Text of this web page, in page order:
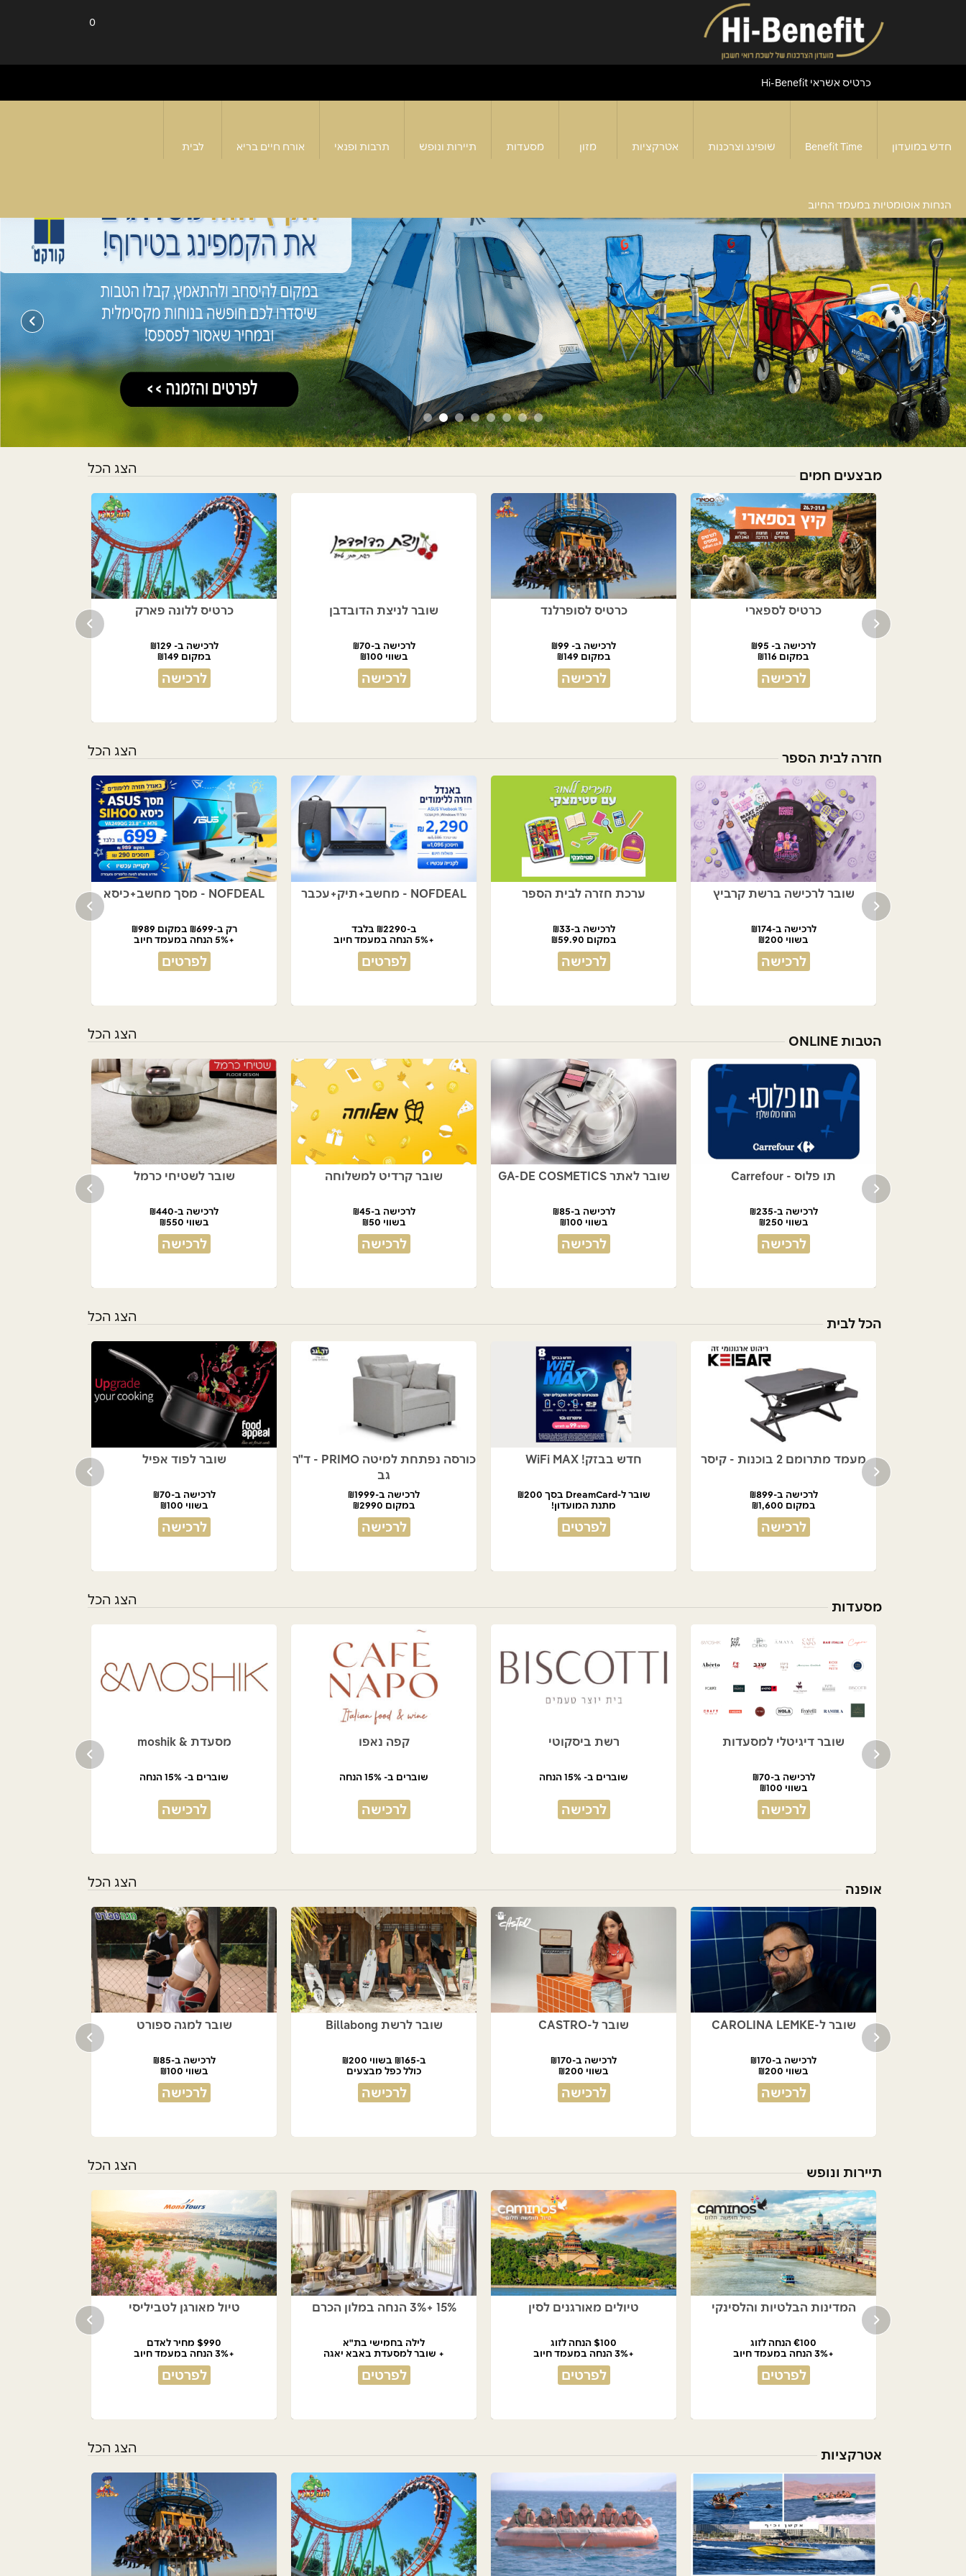
0
כרטיס אשראי Hi-Benefit
חדש במועדון Benefit Time שופינג וצרכנות אטרקציות מזון מסעדות תיירות ונופש תרבות ופנאי אורח חיים בריא לבית
הנחות אוטומטיות במעמד החיוב
מבצעים חמים הצג הכל
כרטיס ללונה פארק
לרכישה ב- ₪129
במקום ₪149
לרכישה
שובר לניצת הדובדבן
לרכישה ב-₪70
בשווי ₪100
לרכישה
כרטיס לסופרלנד
לרכישה ב- ₪99
במקום ₪149
לרכישה
כרטיס לספארי
לרכישה ב- ₪95
במקום ₪116
לרכישה
חזרה לבית הספר הצג הכל
NOFDEAL - מסך מחשב+כיסא
רק ב-₪699 במקום ₪989
+5% הנחה במעמד חיוב
לפרטים
NOFDEAL - מחשב+תיק+עכבר
ב-₪2290 בלבד
+5% הנחה במעמד חיוב
לפרטים
ערכת חזרה לבית הספר
לרכישה ב-₪33
במקום ₪59.90
לרכישה
שובר לרכישה ברשת קרביץ
לרכישה ב-₪174
בשווי ₪200
לרכישה
הטבות ONLINE הצג הכל
שובר לשטיחי כרמל
לרכישה ב-₪440
בשווי ₪550
לרכישה
שובר קרדיט למשלוחה
לרכישה ב-₪45
בשווי ₪50
לרכישה
שובר לאתר GA-DE COSMETICS
לרכישה ב-₪85
בשווי ₪100
לרכישה
תו פלוס - Carrefour
לרכישה ב-₪235
בשווי ₪250
לרכישה
הכל לבית הצג הכל
שובר לפוד אפיל
לרכישה ב-₪70
בשווי ₪100
לרכישה
כורסה נפתחת למיטה PRIMO - ד"ר
גב
לרכישה ב-₪1999
במקום ₪2990
לרכישה
חדש בבזק! WiFi MAX
שובר ל-DreamCard בסך ₪200
מתנת המועדון!
לפרטים
מעמד מתרומם 2 בוכנות - קיסר
לרכישה ב-₪899
במקום ₪1,600
לרכישה
מסעדות הצג הכל
מסעדת & moshik
שוברים ב- 15% הנחה
לרכישה
קפה נאפו
שוברים ב- 15% הנחה
לרכישה
רשת ביסקוטי
שוברים ב- 15% הנחה
לרכישה
שובר דיגיטלי למסעדות
לרכישה ב-₪70
בשווי ₪100
לרכישה
אופנה הצג הכל
שובר למגה ספורט
לרכישה ב-₪85
בשווי ₪100
לרכישה
שובר לרשת Billabong
ב-₪165 בשווי ₪200
כולל כפל מבצעים
לרכישה
שובר ל-CASTRO
לרכישה ב-₪170
בשווי ₪200
לרכישה
שובר ל-CAROLINA LEMKE
לרכישה ב-₪170
בשווי ₪200
לרכישה
תיירות ונופש הצג הכל
טיול מאורגן לטביליסי
$990 מחיר לאדם
+3% הנחה במעמד חיוב
לפרטים
15% +3% הנחה במלון הכרם
לילה בחמישי בת"א
+ שובר למסעדת באבא יאגה
לפרטים
טיולים מאורגנים לסין
$100 הנחה לזוג
+3% הנחה במעמד חיוב
לפרטים
המדינות הבלטיות והלסינקי
€100 הנחה לזוג
+3% הנחה במעמד חיוב
לפרטים
אטרקציות הצג הכל